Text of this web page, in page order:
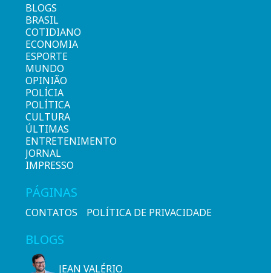
BLOGS
BRASIL
COTIDIANO
ECONOMIA
ESPORTE
MUNDO
OPINIÃO
POLÍCIA
POLÍTICA
CULTURA
ÚLTIMAS
ENTRETENIMENTO
JORNAL
IMPRESSO
PÁGINAS
CONTATOS POLÍTICA DE PRIVACIDADE
BLOGS
JEAN VALÉRIO